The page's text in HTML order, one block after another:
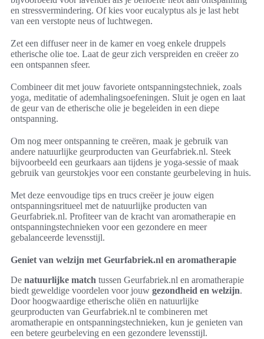
en stressvermindering. Of kies voor eucalyptus als je last hebt
van een verstopte neus of luchtwegen.
Zet een diffuser neer in de kamer en voeg enkele druppels
etherische olie toe. Laat de geur zich verspreiden en creëer zo
een ontspannen sfeer.
Combineer dit met jouw favoriete ontspanningstechniek, zoals
yoga, meditatie of ademhalingsoefeningen. Sluit je ogen en laat
de geur van de etherische olie je begeleiden in een diepe
ontspanning.
Om nog meer ontspanning te creëren, maak je gebruik van
andere natuurlijke geurproducten van Geurfabriek.nl. Steek
bijvoorbeeld een geurkaars aan tijdens je yoga-sessie of maak
gebruik van geurstokjes voor een constante geurbeleving in huis.
Met deze eenvoudige tips en trucs creëer je jouw eigen
ontspanningsritueel met de natuurlijke producten van
Geurfabriek.nl. Profiteer van de kracht van aromatherapie en
ontspanningstechnieken voor een gezondere en meer
gebalanceerde levensstijl.
Geniet van welzijn met Geurfabriek.nl en aromatherapie
De natuurlijke match tussen Geurfabriek.nl en aromatherapie
biedt geweldige voordelen voor jouw gezondheid en welzijn.
Door hoogwaardige etherische oliën en natuurlijke
geurproducten van Geurfabriek.nl te combineren met
aromatherapie en ontspanningstechnieken, kun je genieten van
een betere geurbeleving en een gezondere levensstijl.